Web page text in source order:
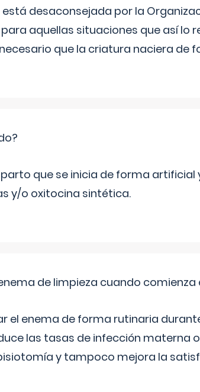
desaconsejada por la
aquellas situaciones que así lo
que la criatura naciera de
que se inicia de forma
y/o oxitocina sintética.
de limpieza cuando comienza
el enema de forma rutinaria
las tasas de infección materna
y tampoco mejora la